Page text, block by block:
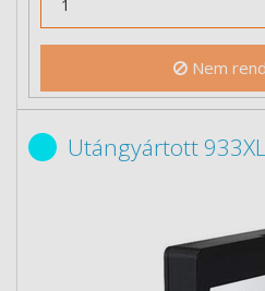
Nem
Utángyártott